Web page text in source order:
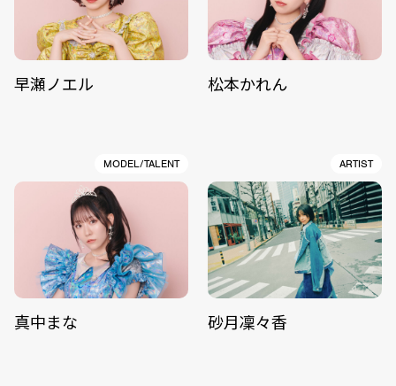
早瀬ノエル 松本かれん
MODEL/TALENT
真中まな
ARTIST
砂月凜々香